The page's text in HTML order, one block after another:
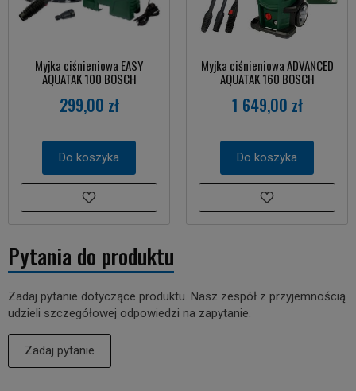
Myjka ciśnieniowa EASY
AQUATAK 100 BOSCH
299,00 zł
Do koszyka
Myjka ciśnieniowa ADVANCED
AQUATAK 160 BOSCH
1 649,00 zł
Do koszyka
Pytania do produktu
Zadaj pytanie dotyczące produktu. Nasz zespół z przyjemnością
udzieli szczegółowej odpowiedzi na zapytanie.
Zadaj pytanie